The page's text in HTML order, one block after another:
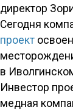
директор
Сегодня
проект
в
Инвестор
медная